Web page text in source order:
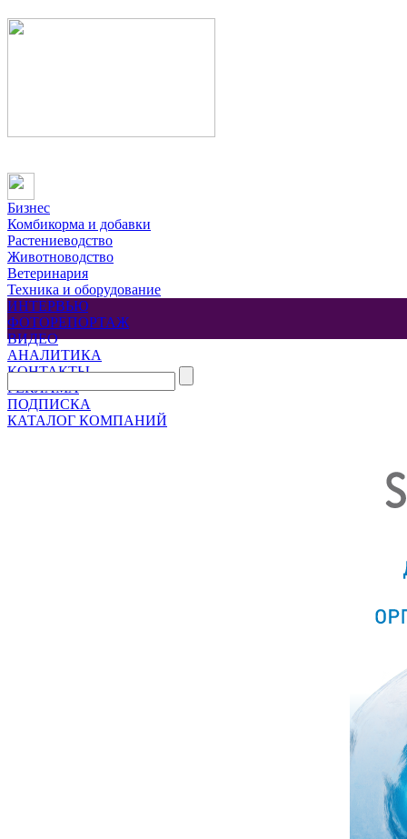
Бизнес
Комбикорма и добавки
Растениеводство
Животноводство
Ветеринария
Техника и оборудование
ИНТЕРВЬЮ
ФОТОРЕПОРТАЖ
ВИДЕО
АНАЛИТИКА
КОНТАКТЫ
РЕКЛАМА
ПОДПИСКА
КАТАЛОГ КОМПАНИЙ